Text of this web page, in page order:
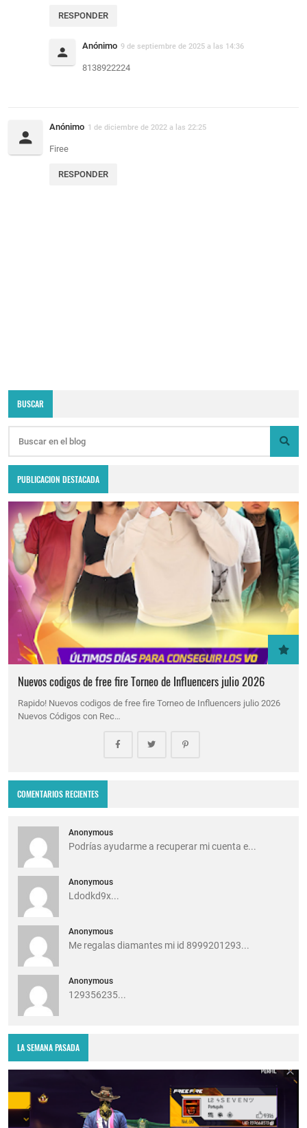
RESPONDER
Anónimo 9 de septiembre de 2025 a las 14:36
8138922224
Anónimo 1 de diciembre de 2022 a las 22:25
Firee
RESPONDER
BUSCAR
PUBLICACION DESTACADA
Nuevos codigos de free fire Torneo de Influencers julio 2026
Rapido! Nuevos codigos de free fire Torneo de Influencers julio 2026
Nuevos Códigos con Rec…
COMENTARIOS RECIENTES
Anonymous
Podrías ayudarme a recuperar mi cuenta e...
Anonymous
Ldodkd9x...
Anonymous
Me regalas diamantes mi id 8999201293...
Anonymous
129356235...
LA SEMANA PASADA